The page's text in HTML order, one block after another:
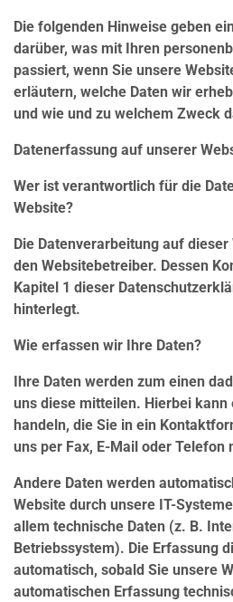
Die folgenden Hinweise geben
darüber, was mit Ihren
passiert, wenn Sie unsere
erläutern, welche Daten wir
und wie und zu welchem Zweck
Datenerfassung auf unserer
Wer ist verantwortlich für die
Website?
Die Datenverarbeitung auf
den Websitebetreiber. Dessen
Kapitel 1 dieser
hinterlegt.
Wie erfassen wir Ihre Daten?
Ihre Daten werden zum einen
uns diese mitteilen. Hierbei kann
handeln, die Sie in ein
uns per Fax, E-Mail oder Telefon
Andere Daten werden
Website durch unsere IT-
allem technische Daten (z. B.
Betriebssystem). Die Erfassung
automatisch, sobald Sie unsere
automatischen Erfassung